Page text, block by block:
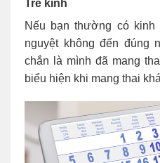
Trễ kinh
Nếu bạn thường có
nguyệt không đến đúng
chắn là mình đã mang
biểu hiện khi mang thai